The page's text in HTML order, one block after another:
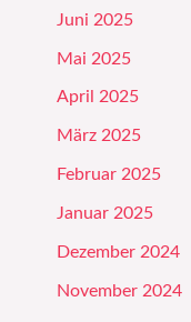
Juni 2025
Mai 2025
April 2025
März 2025
Februar 2025
Januar 2025
Dezember 2024
November 2024